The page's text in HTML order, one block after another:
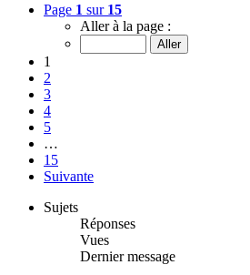
Page 1 sur 15
Aller à la page :
1
2
3
4
5
…
15
Suivante
Sujets
Réponses
Vues
Dernier message